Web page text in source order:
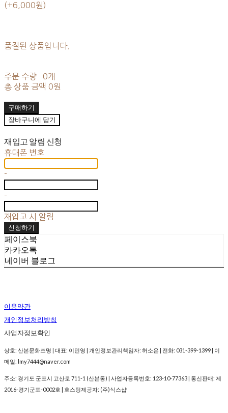
(+6,000원)
품절된 상품입니다.
주문 수량
0개
총 상품 금액 0원
구매하기
장바구니에 담기
재입고 알림 신청
휴대폰 번호
-
-
재입고 시 알림
신청하기
페이스북
카카오톡
네이버 블로그
이용약관
개인정보처리방침
사업자정보확인
상호: 산본문화조명 | 대표: 이민영 | 개인정보관리책임자: 허소은 | 전화: 031-399-1399 | 이
메일: lmy7444@naver.com
주소: 경기도 군포시 고산로 711-1 (산본동) | 사업자등록번호: 123-10-77363 | 통신판매: 제
2016-경기군포-0002호 | 호스팅제공자: (주)식스샵